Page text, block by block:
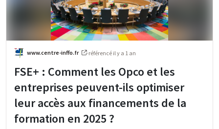
www.centre-inffo.fr ·référencé il y a 1 an
FSE+ : Comment les Opco et les
entreprises peuvent-ils optimiser
leur accès aux financements de la
formation en 2025 ?